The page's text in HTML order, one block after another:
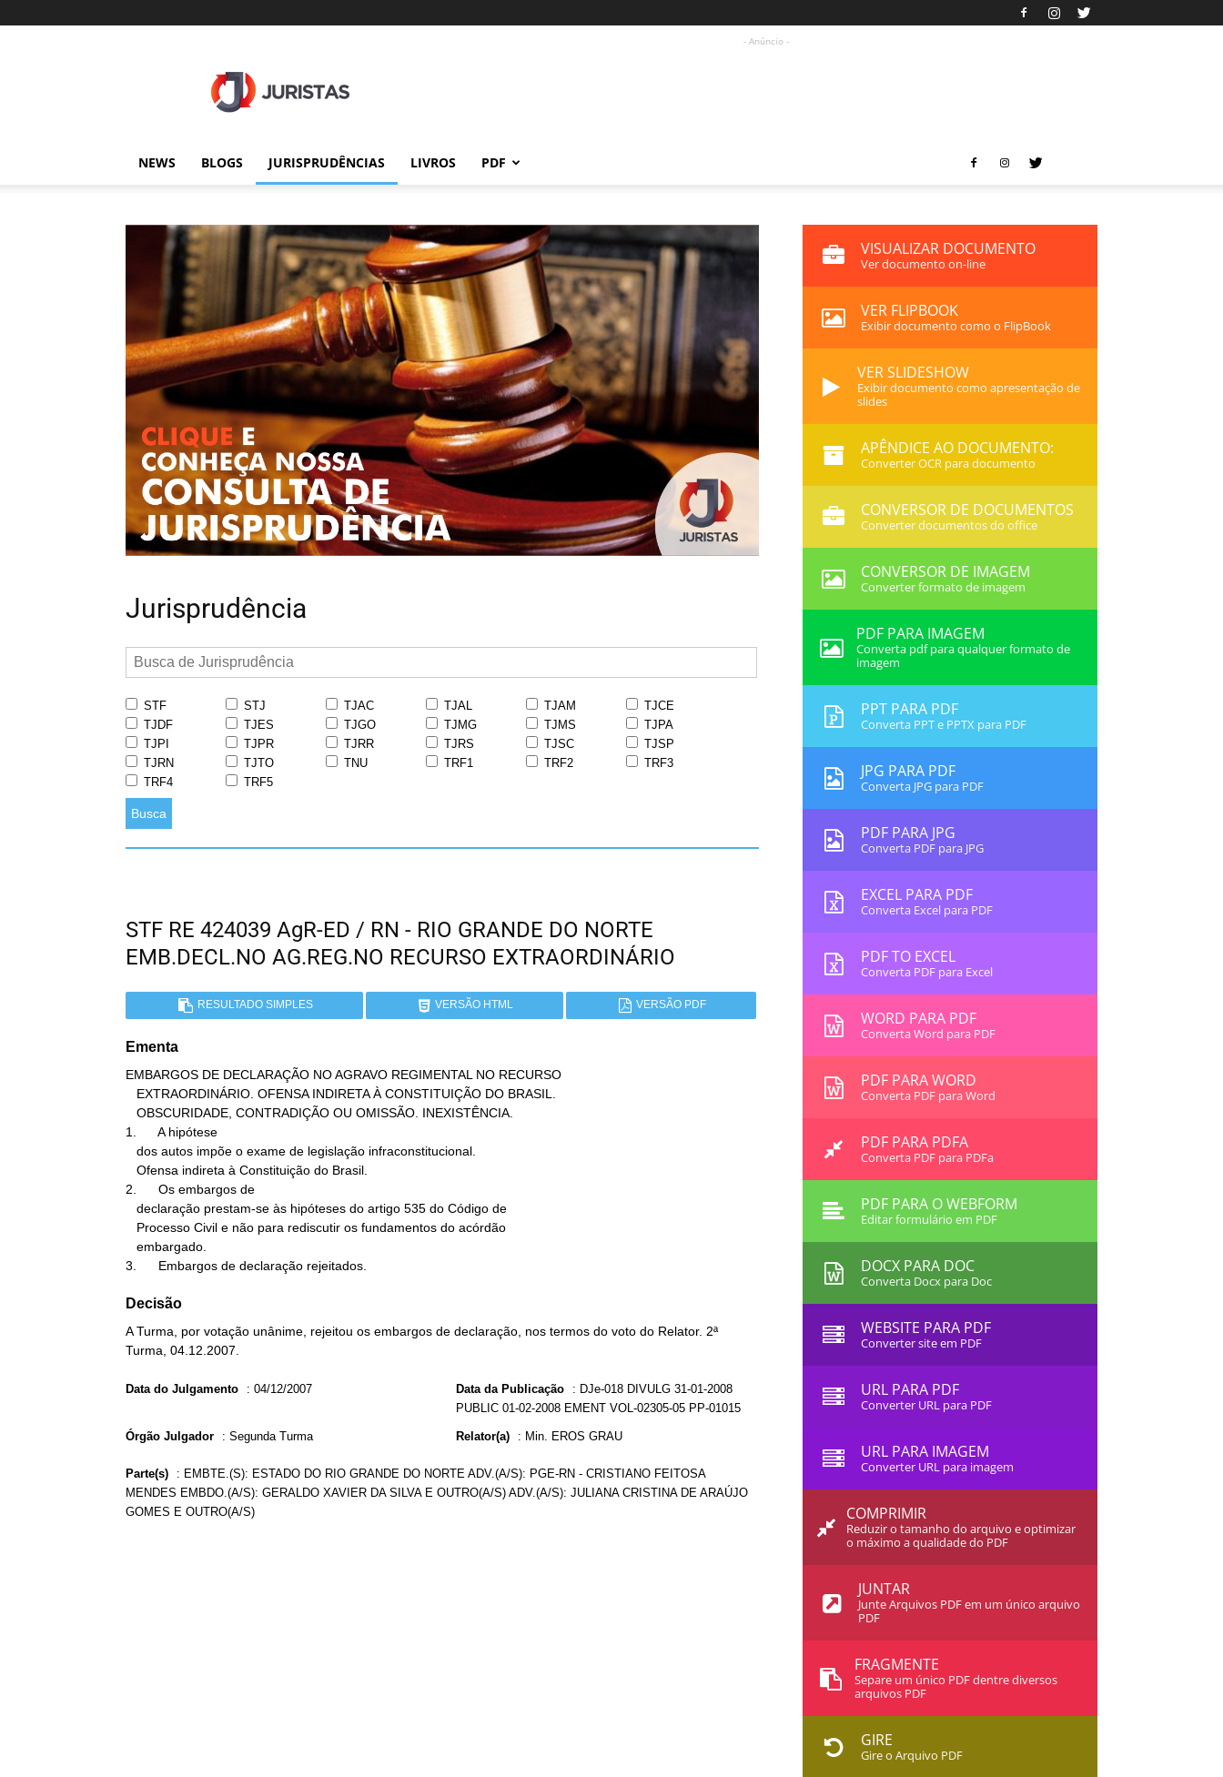
- Anúncio -
NEWS BLOGS JURISPRUDÊNCIAS LIVROS PDF
Jurisprudência
STF STJ TJAC TJAL TJAM
TJCE
TJDF
TJES TJGO TJMG TJMS
TJPA
TJPI
TJPR TJRR TJRS TJSC
TJSP
TJRN
TJTO TNU TRF1 TRF2
TRF3
TRF4
TRF5
Busca
STF RE 424039 AgR-ED / RN - RIO GRANDE DO NORTE
EMB.DECL.NO AG.REG.NO RECURSO EXTRAORDINÁRIO
RESULTADO SIMPLES VERSÃO HTML VERSÃO PDF
Ementa
EMBARGOS DE DECLARAÇÃO NO AGRAVO REGIMENTAL NO RECURSO
1.      A hipótese
2.      Os embargos de
3.      Embargos de declaração rejeitados.
Decisão
A Turma, por votação unânime, rejeitou os embargos de declaração, nos termos do voto do Relator. 2ª
Turma, 04.12.2007.
Data do Julgamento : 04/12/2007 Data da Publicação : DJe-018 DIVULG 31-01-2008
PUBLIC 01-02-2008 EMENT VOL-02305-05 PP-01015
Órgão Julgador : Segunda Turma Relator(a) : Min. EROS GRAU
Parte(s) : EMBTE.(S): ESTADO DO RIO GRANDE DO NORTE ADV.(A/S): PGE-RN - CRISTIANO FEITOSA
MENDES EMBDO.(A/S): GERALDO XAVIER DA SILVA E OUTRO(A/S) ADV.(A/S): JULIANA CRISTINA DE ARAÚJO
GOMES E OUTRO(A/S)
VISUALIZAR DOCUMENTO
Ver documento on-line
VER FLIPBOOK
Exibir documento como o FlipBook
VER SLIDESHOW
Exibir documento como apresentação de
slides
APÊNDICE AO DOCUMENTO:
Converter OCR para documento
CONVERSOR DE DOCUMENTOS
Converter documentos do office
CONVERSOR DE IMAGEM
Converter formato de imagem
PDF PARA IMAGEM
Converta pdf para qualquer formato de
imagem
PPT PARA PDF
Converta PPT e PPTX para PDF
JPG PARA PDF
Converta JPG para PDF
PDF PARA JPG
Converta PDF para JPG
EXCEL PARA PDF
Converta Excel para PDF
PDF TO EXCEL
Converta PDF para Excel
WORD PARA PDF
Converta Word para PDF
PDF PARA WORD
Converta PDF para Word
PDF PARA PDFA
Converta PDF para PDFa
PDF PARA O WEBFORM
Editar formulário em PDF
DOCX PARA DOC
Converta Docx para Doc
WEBSITE PARA PDF
Converter site em PDF
URL PARA PDF
Converter URL para PDF
URL PARA IMAGEM
Converter URL para imagem
COMPRIMIR
Reduzir o tamanho do arquivo e optimizar
o máximo a qualidade do PDF
JUNTAR
Junte Arquivos PDF em um único arquivo
PDF
FRAGMENTE
Separe um único PDF dentre diversos
arquivos PDF
GIRE
Gire o Arquivo PDF